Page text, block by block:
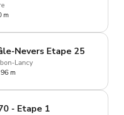
m
Nevers Etape 25
Lancy
96 m
- Etape 1